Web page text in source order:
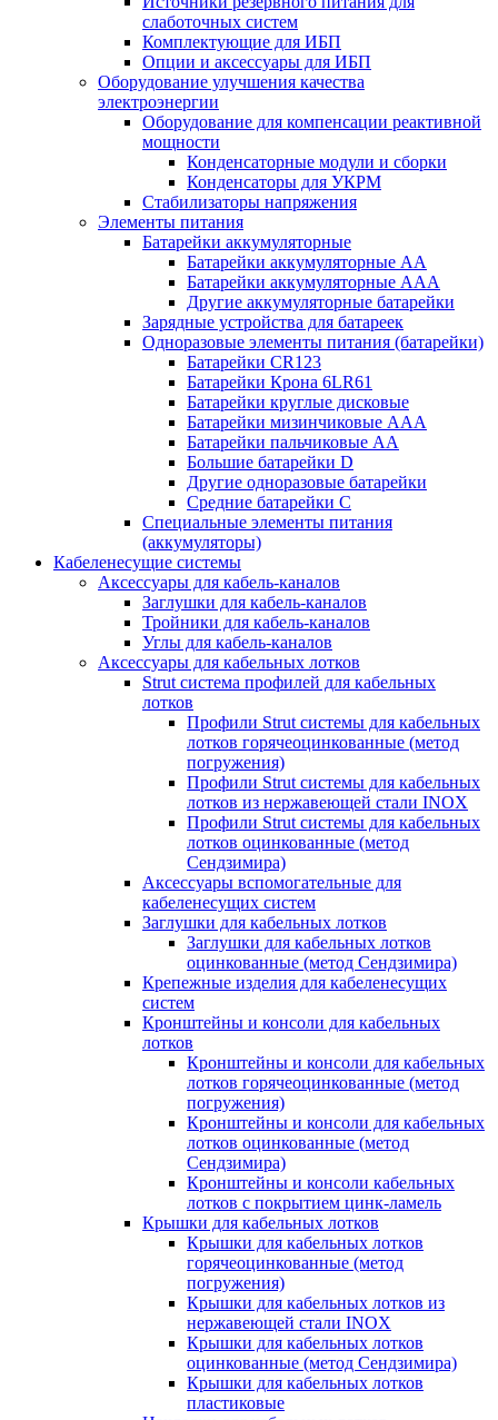
слаботочных систем
Комплектующие для ИБП
Опции и аксессуары для ИБП
Оборудование улучшения качества
электроэнергии
Оборудование для компенсации реактивной
мощности
Конденсаторные модули и сборки
Конденсаторы для УКРМ
Стабилизаторы напряжения
Элементы питания
Батарейки аккумуляторные
Батарейки аккумуляторные АА
Батарейки аккумуляторные ААА
Другие аккумуляторные батарейки
Зарядные устройства для батареек
Одноразовые элементы питания (батарейки)
Батарейки CR123
Батарейки Крона 6LR61
Батарейки круглые дисковые
Батарейки мизинчиковые ААА
Батарейки пальчиковые АА
Большие батарейки D
Другие одноразовые батарейки
Средние батарейки C
Специальные элементы питания
(аккумуляторы)
Кабеленесущие системы
Аксессуары для кабель-каналов
Заглушки для кабель-каналов
Тройники для кабель-каналов
Углы для кабель-каналов
Аксессуары для кабельных лотков
Strut система профилей для кабельных
лотков
Профили Strut системы для кабельных
лотков горячеоцинкованные (метод
погружения)
Профили Strut системы для кабельных
лотков из нержавеющей стали INOX
Профили Strut системы для кабельных
лотков оцинкованные (метод
Сендзимира)
Аксессуары вспомогательные для
кабеленесущих систем
Заглушки для кабельных лотков
Заглушки для кабельных лотков
оцинкованные (метод Сендзимира)
Крепежные изделия для кабеленесущих
систем
Кронштейны и консоли для кабельных
лотков
Кронштейны и консоли для кабельных
лотков горячеоцинкованные (метод
погружения)
Кронштейны и консоли для кабельных
лотков оцинкованные (метод
Сендзимира)
Кронштейны и консоли кабельных
лотков с покрытием цинк-ламель
Крышки для кабельных лотков
Крышки для кабельных лотков
горячеоцинкованные (метод
погружения)
Крышки для кабельных лотков из
нержавеющей стали INOX
Крышки для кабельных лотков
оцинкованные (метод Сендзимира)
Крышки для кабельных лотков
пластиковые